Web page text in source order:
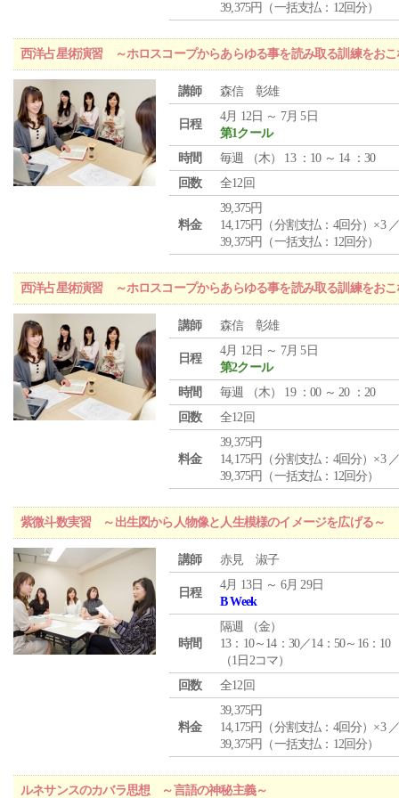
39,375円（一括支払：12回分）
西洋占星術演習 ～ホロスコープからあらゆる事を読み取る訓練をおこ
講師 森信 彰雄
日程
4月 12日 ～ 7月 5日
第1クール
時間
毎週 （木） 13 ：10 ～ 14 ：30
回数
全12回
料金
39,375円
14,175円（分割支払：4回分）×3
39,375円（一括支払：12回分）
西洋占星術演習 ～ホロスコープからあらゆる事を読み取る訓練をおこ
講師 森信 彰雄
日程
4月 12日 ～ 7月 5日
第2クール
時間
毎週 （木） 19 ：00 ～ 20 ：20
回数
全12回
料金
39,375円
14,175円（分割支払：4回分）×3
39,375円（一括支払：12回分）
紫微斗数実習 ～出生図から人物像と人生模様のイメージを広げる～
講師 赤見 淑子
日程
4月 13日 ～ 6月 29日
B Week
時間
隔週 （金）
13：10～14：30／14：50～16：10
（1日2コマ）
回数
全12回
料金
39,375円
14,175円（分割支払：4回分）×3
39,375円（一括支払：12回分）
ルネサンスのカバラ思想 ～言語の神秘主義～